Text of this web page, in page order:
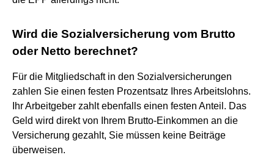
Wird die Sozialversicherung vom Brutto
oder Netto berechnet?
Für die Mitgliedschaft in den Sozialversicherungen
zahlen Sie einen festen Prozentsatz Ihres Arbeitslohns.
Ihr Arbeitgeber zahlt ebenfalls einen festen Anteil. Das
Geld wird direkt von Ihrem Brutto-Einkommen an die
Versicherung gezahlt, Sie müssen keine Beiträge
überweisen.